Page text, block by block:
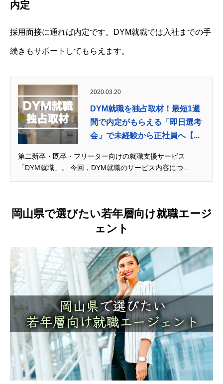
内定
採用面接に通れば内定です。DYM就職では入社までの手
続きもサポートしてもらえます。
2020.03.20
DYM就職を独占取材！最短1週
間で内定がもらえる「即日選考
会」で未経験から正社員へ【...
第二新卒・既卒・フリーター向けの就職支援サービス
「DYM就職」。 今回，DYM就職のサービス内容につ...
岡山県で選びたい若年層向け就職エージ
ェント